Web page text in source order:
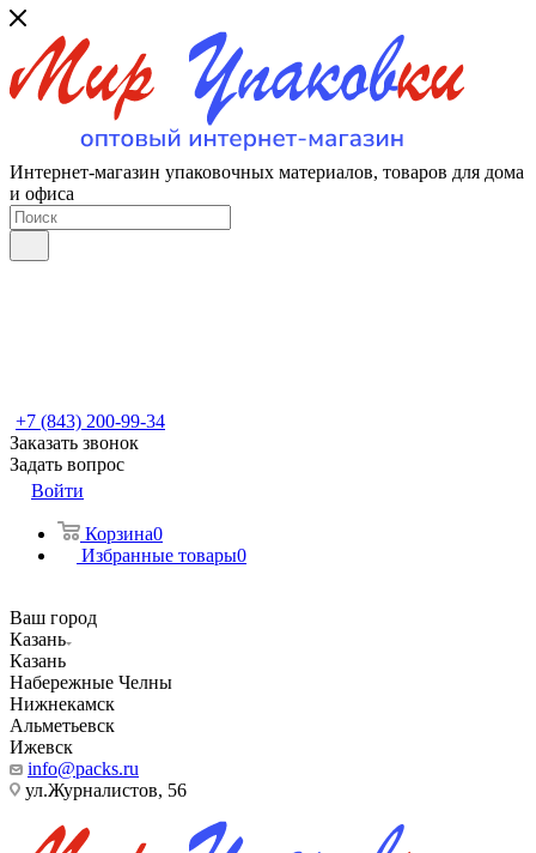
Интернет-магазин упаковочных материалов, товаров для дома
и офиса
+7 (843) 200-99-34
Заказать звонок
Задать вопрос
Войти
Корзина0
Избранные товары0
Ваш город
Казань
Казань
Набережные Челны
Нижнекамск
Альметьевск
Ижевск
info@packs.ru
ул.Журналистов, 56